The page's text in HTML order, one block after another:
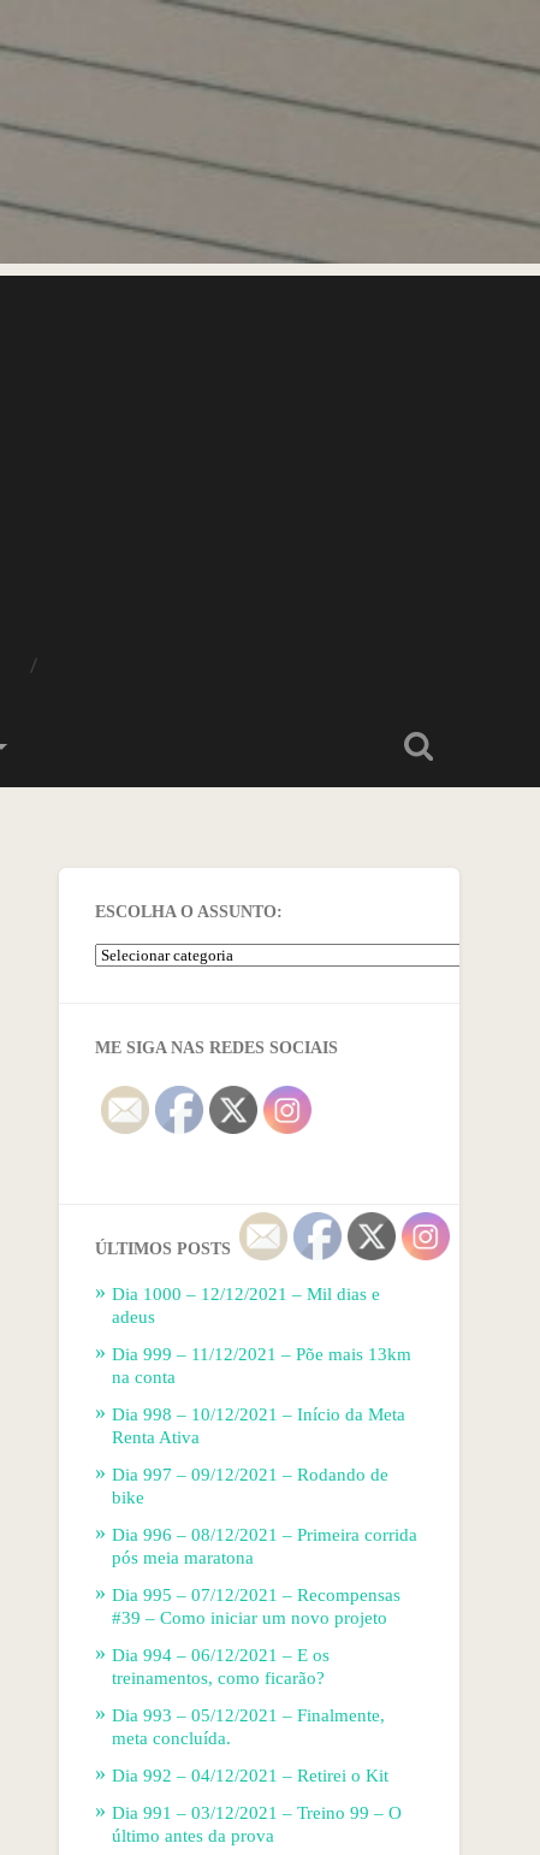
ESCOLHA O ASSUNTO:
ME SIGA NAS REDES SOCIAIS
ÚLTIMOS POSTS
Dia 1000 – 12/12/2021 – Mil dias e
adeus
Dia 999 – 11/12/2021 – Põe mais 13km
na conta
Dia 998 – 10/12/2021 – Início da Meta
Renta Ativa
Dia 997 – 09/12/2021 – Rodando de
bike
Dia 996 – 08/12/2021 – Primeira corrida
pós meia maratona
Dia 995 – 07/12/2021 – Recompensas
#39 – Como iniciar um novo projeto
Dia 994 – 06/12/2021 – E os
treinamentos, como ficarão?
Dia 993 – 05/12/2021 – Finalmente,
meta concluída.
Dia 992 – 04/12/2021 – Retirei o Kit
Dia 991 – 03/12/2021 – Treino 99 – O
último antes da prova